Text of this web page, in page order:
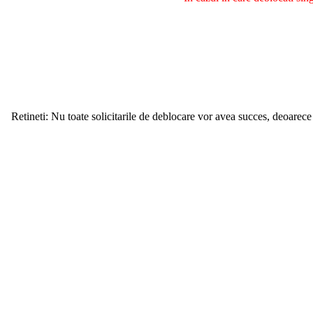
Retineti: Nu toate solicitarile de deblocare vor avea succes,